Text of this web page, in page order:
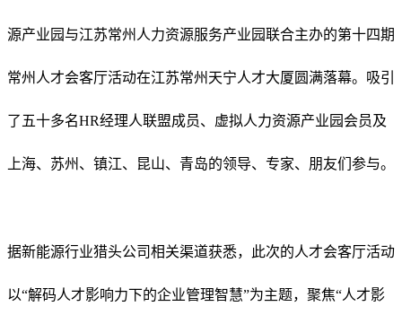
源产业园与江苏常州人力资源服务产业园联合主办的第十四期
常州人才会客厅活动在江苏常州天宁人才大厦圆满落幕。吸引
了五十多名HR经理人联盟成员、虚拟人力资源产业园会员及
上海、苏州、镇江、昆山、青岛的领导、专家、朋友们参与。
据新能源行业猎头公司相关渠道获悉，此次的人才会客厅活动
以“解码人才影响力下的企业管理智慧”为主题，聚焦“人才影